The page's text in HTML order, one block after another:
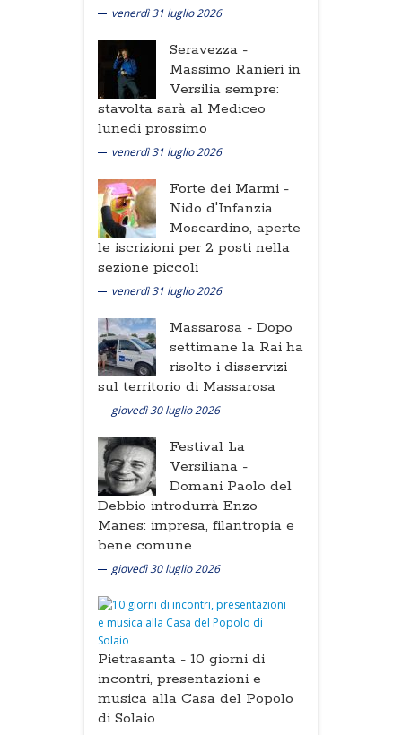
venerdì 31 luglio 2026
Seravezza -
Massimo Ranieri in
Versilia sempre:
stavolta sarà al Mediceo
lunedi prossimo
venerdì 31 luglio 2026
Forte dei Marmi -
Nido d'Infanzia
Moscardino, aperte
le iscrizioni per 2 posti nella
sezione piccoli
venerdì 31 luglio 2026
Massarosa - Dopo
settimane la Rai ha
risolto i disservizi
sul territorio di Massarosa
giovedì 30 luglio 2026
Festival La
Versiliana -
Domani Paolo del
Debbio introdurrà Enzo
Manes: impresa, filantropia e
bene comune
giovedì 30 luglio 2026
Pietrasanta - 10 giorni di
incontri, presentazioni e
musica alla Casa del Popolo
di Solaio